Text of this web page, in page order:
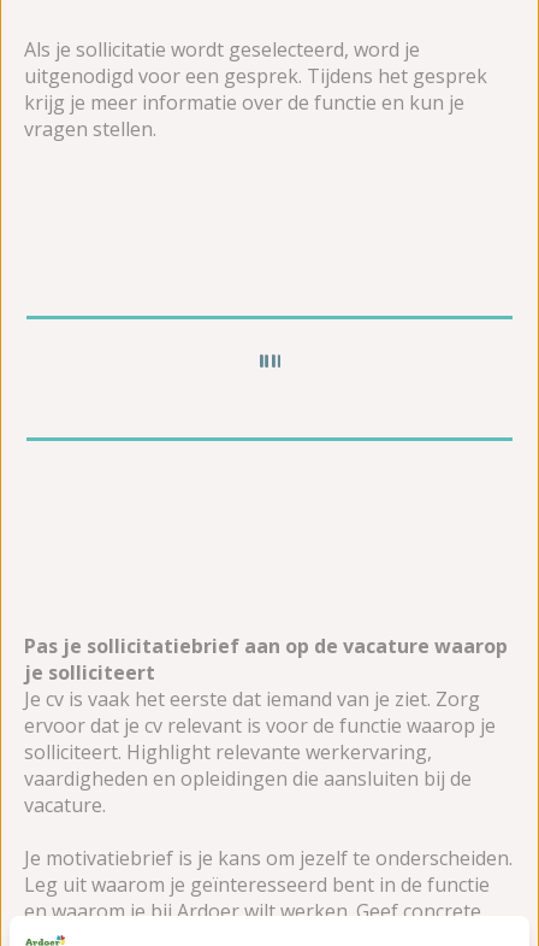
Als je sollicitatie wordt geselecteerd, word je
uitgenodigd voor een gesprek. Tijdens het gesprek
krijg je meer informatie over de functie en kun je
vragen stellen.
“”
Pas je sollicitatiebrief aan op de vacature waarop
je solliciteert
Je cv is vaak het eerste dat iemand van je ziet. Zorg
ervoor dat je cv relevant is voor de functie waarop je
solliciteert. Highlight relevante werkervaring,
vaardigheden en opleidingen die aansluiten bij de
vacature.
Je motivatiebrief is je kans om jezelf te onderscheiden.
Leg uit waarom je geïnteresseerd bent in de functie
en waarom je bij Ardoer wilt werken. Geef concrete
voorbeelden van je vaardigheden en hoe je deze kunt